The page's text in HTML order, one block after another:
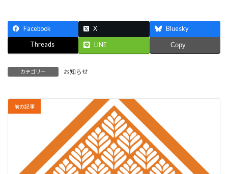
Facebook X Bluesky
Threads LINE Copy
カテゴリー お知らせ
前の記事